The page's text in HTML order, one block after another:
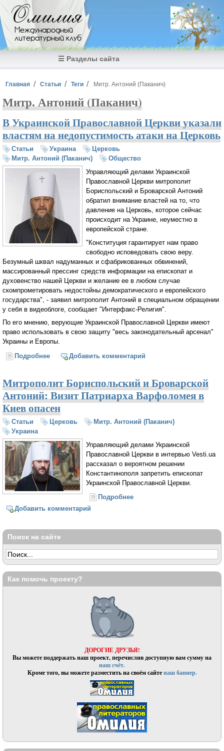
Перейти к основному содержанию
Омилия
Международный
литературный клуб
☰ Разделы сайта
Вы здесь
Главная Статьи Теги Митр. Антоний (Паканич)
Митр. Антоний (Паканич)
В Украинской Православной Церкви указали
властям на недопустимость атаки на Церковь
Статьи Украина
Церковь
Митр. Антоний (Паканич)
Общество
Управляющий делами Украинской
Православной Церкви митрополит
Бориспольский и Броварской Антоний
обратил внимание властей на то, что
давление на Церковь, которое сейчас
происходит на Украине, неуместно в
европейской стране.
"Конституция гарантирует нам право
свободно исповедовать свою веру.
Безумный шквал надуманных и сфабрикованных обвинений,
массированный прессинг средств информации на епископат и
духовенство нашей Церкви и желание ее в любом случае
скомпрометировать недостойны демократического и европейского
государства", - заявил митрополит Антоний в специальном обращении
у себя в видеоблоге, сообщает "Интерфакс-Религия".
По его мнению, верующие Украинской Православной Церкви имеют
право использовать в свою защиту "весь законодательный арсенал"
Украины и Европы.
Подробнее о В Украинской Православной Церкви указали
Добавить комментарий
Митрополит Бориспольский и Броварской
Антоний: Визит Патриарха Варфоломея в
Киев опасен
Статьи Церковь
Митр. Антоний (Паканич)
Украина
Управляющий делами Украинской
Православной Церкви в интервью Vesti.ua
рассказал о вероятном решении
Константинополя запретить епископат
Украинской Православной Церкви.
Подробнее
Варфоломея в Киев опасен
Добавить комментарий
Поиск на сайте
Как помочь проекту?
ДОРОГИЕ ДРУЗЬЯ!
Вы можете поддержать наш проект, перечислив доступную вам сумму на
наш счёт.
Кроме того, вы можете разместить на своём сайтенаш баннер.